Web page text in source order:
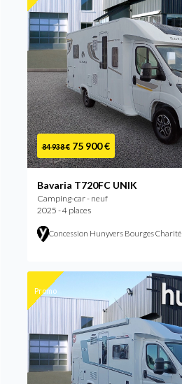
84 938 € 75 900 €
Bavaria T720FC UNIK
Camping-car - neuf
2025 - 4 places
Concession Hunyvers Bourges Charité
Promo